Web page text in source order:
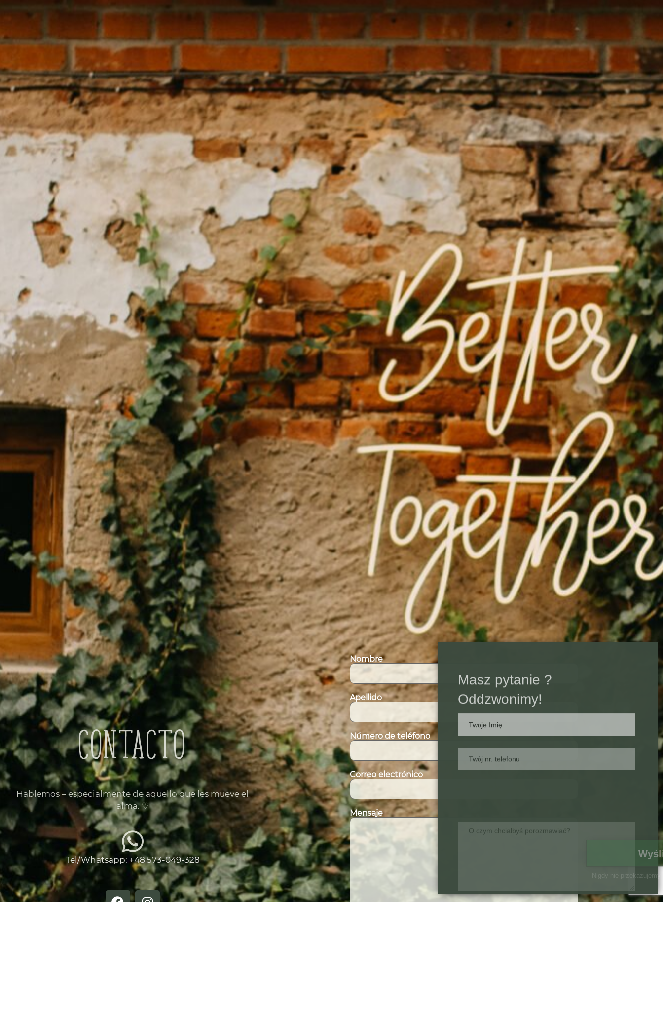
Contacto
Hablemos – especialmente de aquello que les mueve el
alma. ♡
Tel/Whatsapp: +48 573-049-328
Nombre
Apellido
Número de teléfono
Correo electrónico
Mensaje
Oddzwonimy!
Nigdy nie przekazujemy danych.